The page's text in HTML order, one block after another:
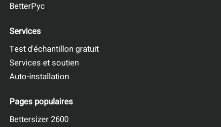
BetterPyc
Services
Test d'échantillon gratuit
Services et soutien
Auto-installation
Pages populaires
Bettersizer 2600